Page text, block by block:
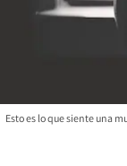
Esto es lo que siente una